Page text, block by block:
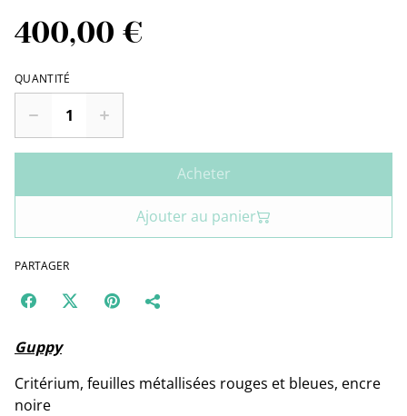
400,00 €
QUANTITÉ
Acheter
Ajouter au panier
PARTAGER
Guppy
Critérium, feuilles métallisées rouges et bleues, encre
noire